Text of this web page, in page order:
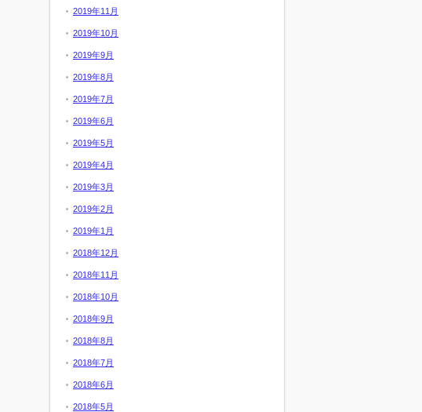
2019年11月
2019年10月
2019年9月
2019年8月
2019年7月
2019年6月
2019年5月
2019年4月
2019年3月
2019年2月
2019年1月
2018年12月
2018年11月
2018年10月
2018年9月
2018年8月
2018年7月
2018年6月
2018年5月